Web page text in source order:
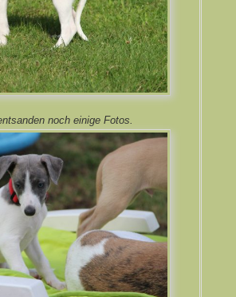
noch einige Fotos.